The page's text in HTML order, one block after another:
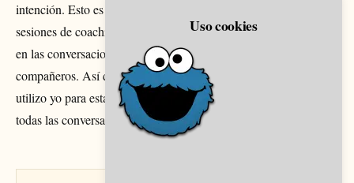
intención. Esto es algo que yo no solamente practico en mis
sesiones de coaching individuales o grupales. Sino que también
en las conversaciones diarias con familiares o amigos o
compañeros. Así que hoy te traigo en este vídeo el sistema que
utilizo yo para establecer intención y conseguir mi objetivo en
todas las conversaciones que mantengo.
Uso cookies